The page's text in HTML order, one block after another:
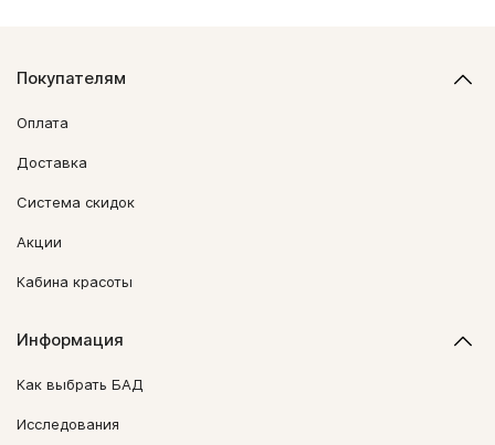
Покупателям
Оплата
Доставка
Система скидок
Акции
Кабина красоты
Информация
Как выбрать БАД
Исследования